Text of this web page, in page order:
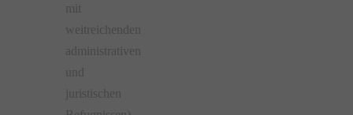
mit
weitreichenden
administrativen
und
juristischen